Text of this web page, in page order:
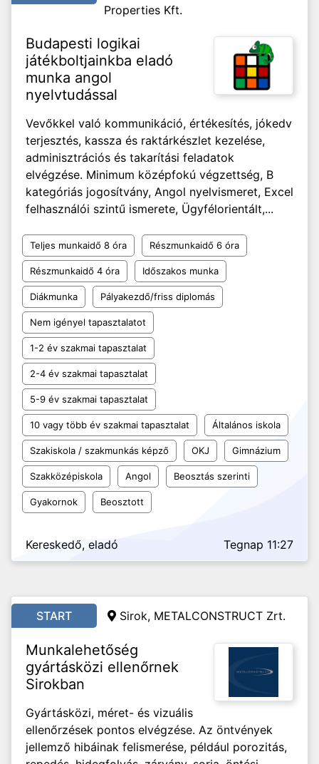
Properties Kft.
Budapesti logikai
játékboltjainkba eladó
munka angol
nyelvtudással
Vevőkkel való kommunikáció, értékesítés, jókedv
terjesztés, kassza és raktárkészlet kezelése,
adminisztrációs és takarítási feladatok
elvégzése. Minimum középfokú végzettség, B
kategóriás jogosítvány, Angol nyelvismeret, Excel
felhasználói szintű ismerete, Ügyfélorientált,...
Teljes munkaidő 8 óra Részmunkaidő 6 óra
Részmunkaidő 4 óra Időszakos munka
Diákmunka Pályakezdő/friss diplomás
Nem igényel tapasztalatot
1-2 év szakmai tapasztalat
2-4 év szakmai tapasztalat
5-9 év szakmai tapasztalat
10 vagy több év szakmai tapasztalat Általános iskola
Szakiskola / szakmunkás képző OKJ Gimnázium
Szakközépiskola Angol Beosztás szerinti
Gyakornok Beosztott
Kereskedő, eladó Tegnap 11:27
START Sirok, METALCONSTRUCT Zrt.
Munkalehetőség
gyártásközi ellenőrnek
Sirokban
Gyártásközi, méret- és vizuális
ellenőrzések pontos elvégzése. Az öntvények
jellemző hibáinak felismerése, például porozitás,